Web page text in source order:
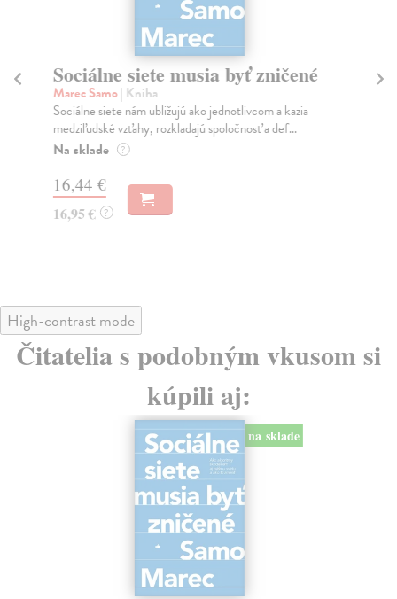
Sociálne siete musia byť zničené
Marec Samo| Kniha
Sociálne siete nám ubližujú ako jednotlivcom a kazia
medziľudské vzťahy, rozkladajú spoločnosť a def...
Na sklade ?
16,44 €
16,95 € ?
High-contrast mode
Čitatelia s podobným vkusom si
kúpili aj:
na sklade